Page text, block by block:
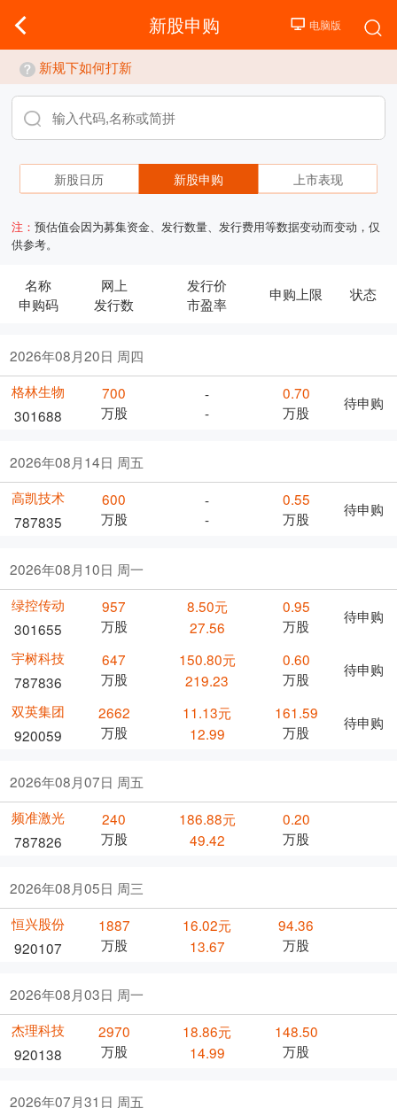
新股申购
新规下如何打新
新股日历 新股申购 上市表现
注：预估值会因为募集资金、发行数量、发行费用等数据变动而变动，仅
供参考。
名称
申购码
网上
发行数
发行价
市盈率
申购上限 状态
2026年08月20日 周四
格林生物
301688
700
万股
-
-
0.70
万股
待申购
2026年08月14日 周五
高凯技术
787835
600
万股
-
-
0.55
万股
待申购
2026年08月10日 周一
绿控传动
301655
957
万股
8.50元
27.56
0.95
万股
待申购
宇树科技
787836
647
万股
150.80元
219.23
0.60
万股
待申购
双英集团
920059
2662
万股
11.13元
12.99
161.59
万股
待申购
2026年08月07日 周五
频准激光
787826
240
万股
186.88元
49.42
0.20
万股
2026年08月05日 周三
恒兴股份
920107
1887
万股
16.02元
13.67
94.36
万股
2026年08月03日 周一
杰理科技
920138
2970
万股
18.86元
14.99
148.50
万股
2026年07月31日 周五